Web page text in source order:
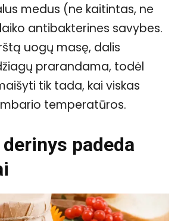
medus (ne kaitintas, ne
antibakterines savybes.
uogų masę, dalis
prarandama, todėl
tik tada, kai viskas
temperatūros.
padeda